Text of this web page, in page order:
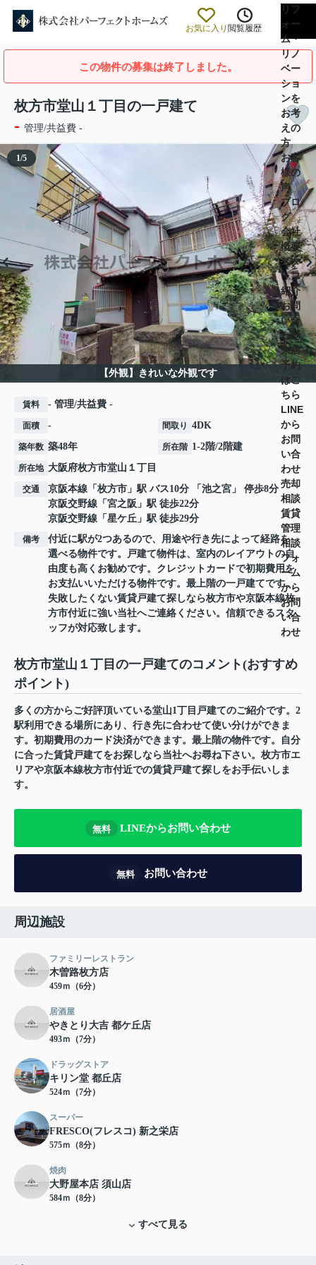
お気に入り 閲覧履歴
リフ
ォー
ム・
リノ
ベー
ショ
ンを
お考
えの
方
お客
様の
声
ブロ
グ
会社
概要
スタ
ッフ
紹介
お問
い合
わせ
来店
予約
はこ
ちら
LINE
から
お問
い合
わせ
売却
相談
賃貸
管理
相談
フォ
ーム
から
お問
い合
わせ
この物件の募集は終了しました。
枚方市堂山１丁目の一戸建て
- 管理/共益費 -
【外観】きれいな外観です
1/5
賃料 - 管理/共益費 -
面積 - 間取り 4DK
築年数 築48年 所在階 1-2階/2階建
所在地 大阪府枚方市堂山 １丁目
交通 京阪本線 「 枚方市 」駅 バス10分 「池之宮」 停歩8分
京阪交野線 「 宮之阪 」駅 徒歩22分
京阪交野線 「 星ケ丘 」駅 徒歩29分
備考
付近に駅が2つあるので、用途や行き先によって経路を
選べる物件です。戸建て物件は、室内のレイアウトの自
由度も高くお勧めです。クレジットカードで初期費用を
お支払いいただける物件です。最上階の一戸建てです。
失敗したくない賃貸戸建て探しなら枚方市や京阪本線枚
方市付近に強い当社へご連絡ください。信頼できるスタ
ッフが対応致します。
枚方市堂山１丁目の一戸建てのコメント(おすすめ
ポイント)
多くの方からご好評頂いている堂山1丁目戸建てのご紹介です。2
駅利用できる場所にあり、行き先に合わせて使い分けができま
す。初期費用のカード決済ができます。最上階の物件です。自分
に合った賃貸戸建てをお探しなら当社へお尋ね下さい。枚方市エ
リアや京阪本線枚方市付近での賃貸戸建て探しをお手伝いしま
す。
無料 LINEからお問い合わせ
無料 お問い合わせ
周辺施設
ファミリーレストラン
木曽路枚方店
459ｍ（6分）
居酒屋
やきとり大吉 都ケ丘店
493ｍ（7分）
ドラッグストア
キリン堂 都丘店
524ｍ（7分）
スーパー
FRESCO(フレスコ) 新之栄店
575ｍ（8分）
焼肉
大野屋本店 須山店
584ｍ（8分）
すべて見る